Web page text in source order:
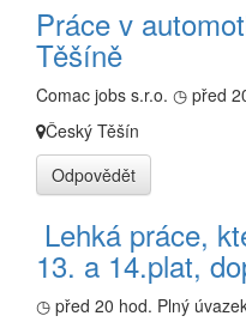
Práce v
Těšíně
Comac jobs s.r.o. ◷ před
Český Těšín
Odpovědět
Lehká práce,
13. a 14.plat,
◷ před 20 hod. Plný